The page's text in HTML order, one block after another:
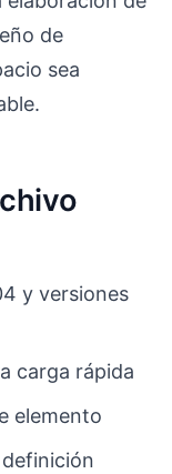
de
sea
y versiones
carga rápida
elemento